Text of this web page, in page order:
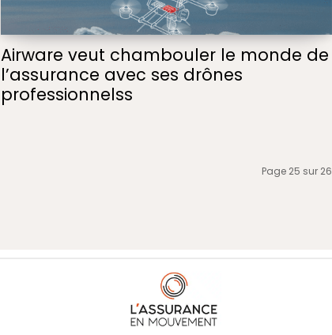
Airware veut chambouler le monde de
l’assurance avec ses drônes
professionnelss
Page 25 sur 26